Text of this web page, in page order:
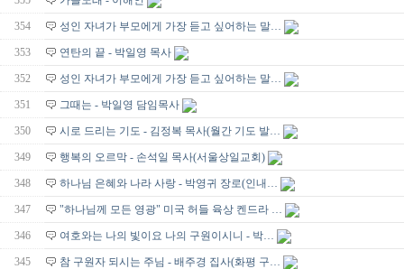
354 성인 자녀가 부모에게 가장 듣고 싶어하는 말…
353 연탄의 끝 - 박일영 목사
352 성인 자녀가 부모에게 가장 듣고 싶어하는 말…
351 그때는 - 박일영 담임목사
350 시로 드리는 기도 - 김정복 목사(월간 기도 발…
349 행복의 오르막 - 손석일 목사(서울상일교회)
348 하나님 은혜와 나라 사랑 - 박영귀 장로(인내…
347 "하나님께 모든 영광" 미국 허들 육상 켄드라 …
346 여호와는 나의 빛이요 나의 구원이시니 - 박…
345 참 구원자 되시는 주님 - 배주경 집사(화평 구…